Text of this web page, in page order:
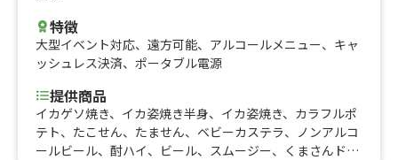
特徴
大型イベント対応、 遠方可能、 アルコールメニュー、 キャ
ッシュレス決済、 ポータブル電源
提供商品
イカゲソ焼き、イカ姿焼き半身、イカ姿焼き、カラフルポ
テト、たこせん、たません、ベビーカステラ、ノンアルコ
ールビール、酎ハイ、ビール、スムージー、くまさんドリ